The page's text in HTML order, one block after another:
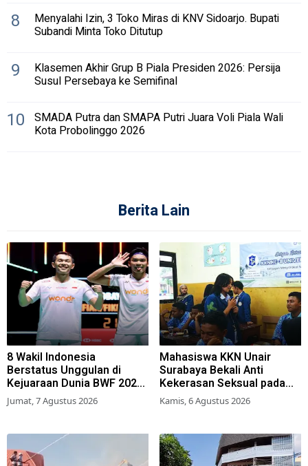
8 Menyalahi Izin, 3 Toko Miras di KNV Sidoarjo. Bupati
Subandi Minta Toko Ditutup
9 Klasemen Akhir Grup B Piala Presiden 2026: Persija
Susul Persebaya ke Semifinal
10 SMADA Putra dan SMAPA Putri Juara Voli Piala Wali
Kota Probolinggo 2026
Berita Lain
8 Wakil Indonesia
Berstatus Unggulan di
Kejuaraan Dunia BWF 2026,
Kans Juara Terbuka Lebar
Jumat, 7 Agustus 2026
Mahasiswa KKN Unair
Surabaya Bekali Anti
Kekerasan Seksual pada
Siswa SMK
Kamis, 6 Agustus 2026